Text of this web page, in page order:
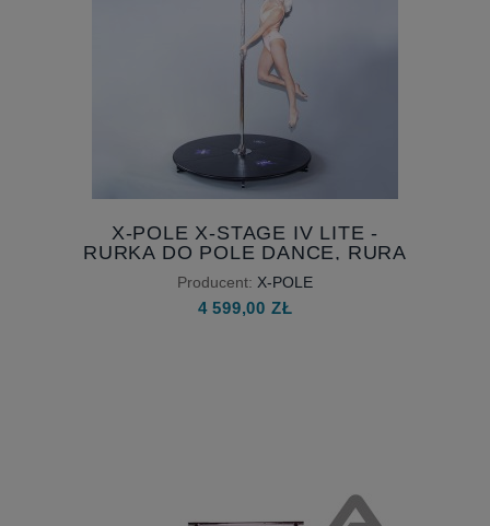
X-POLE X-STAGE IV LITE -
RURKA DO POLE DANCE, RURA
WOLNOSTOJĄCA, RURA Z
PODESTEM
Producent: X-POLE
4 599,00 ZŁ